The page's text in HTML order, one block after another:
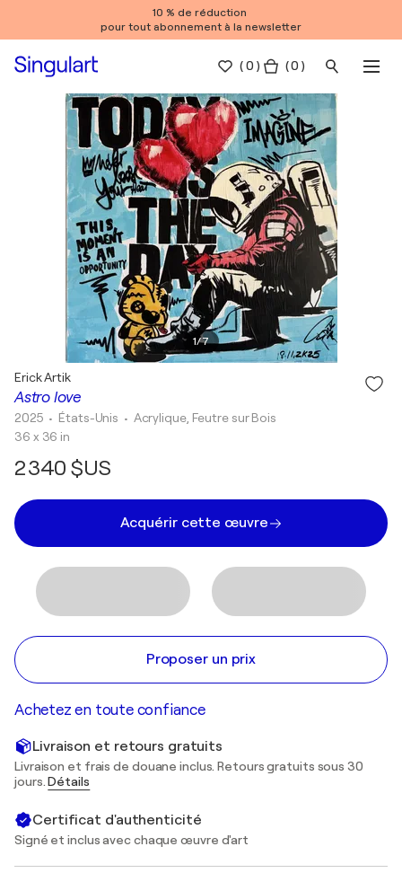
10 % de réduction
pour tout abonnement à la newsletter
(0 ) ( 0 )
1/7
Astro love
Erick Artik
2025 • États-Unis • Acrylique, Feutre sur Bois
36 x 36 in
2 340 $US
Acquérir cette œuvre
Proposer un prix
Achetez en toute confiance
Livraison et retours gratuits
Livraison et frais de douane inclus. Retours gratuits sous 30
jours.Détails
Certificat d'authenticité
Signé et inclus avec chaque œuvre d'art